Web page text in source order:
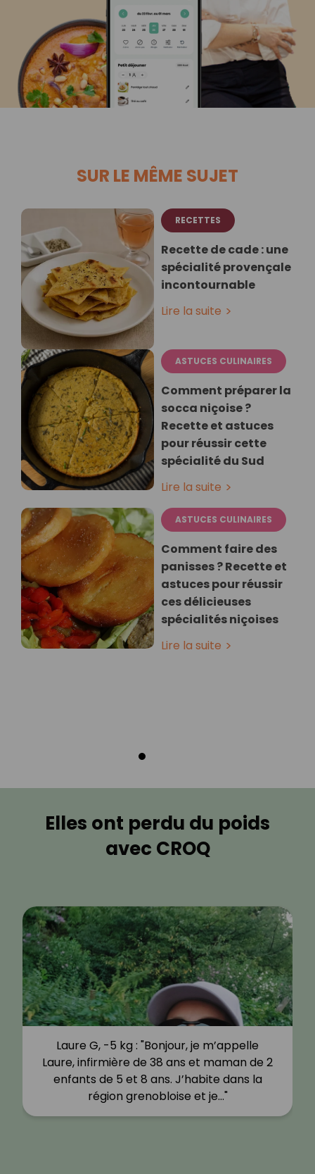
SUR LE MÊME SUJET
RECETTES
Recette de cade : une
spécialité provençale
incontournable
Lire la suite
ASTUCES CULINAIRES
Comment préparer la
socca niçoise ?
Recette et astuces
pour réussir cette
spécialité du Sud
Lire la suite
ASTUCES CULINAIRES
Comment faire des
panisses ? Recette et
astuces pour réussir
ces délicieuses
spécialités niçoises
Lire la suite
Elles ont perdu du poids
avec CROQ
Laure G, -5 kg : "Bonjour, je m’appelle
Laure, infirmière de 38 ans et maman de 2
enfants de 5 et 8 ans. J’habite dans la
région grenobloise et je…"